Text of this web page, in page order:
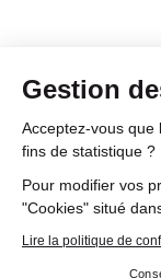
Gestion
Acceptez-vous que
fins de statistique ?
Pour modifier vos
"Cookies" situé
Lire la politique de